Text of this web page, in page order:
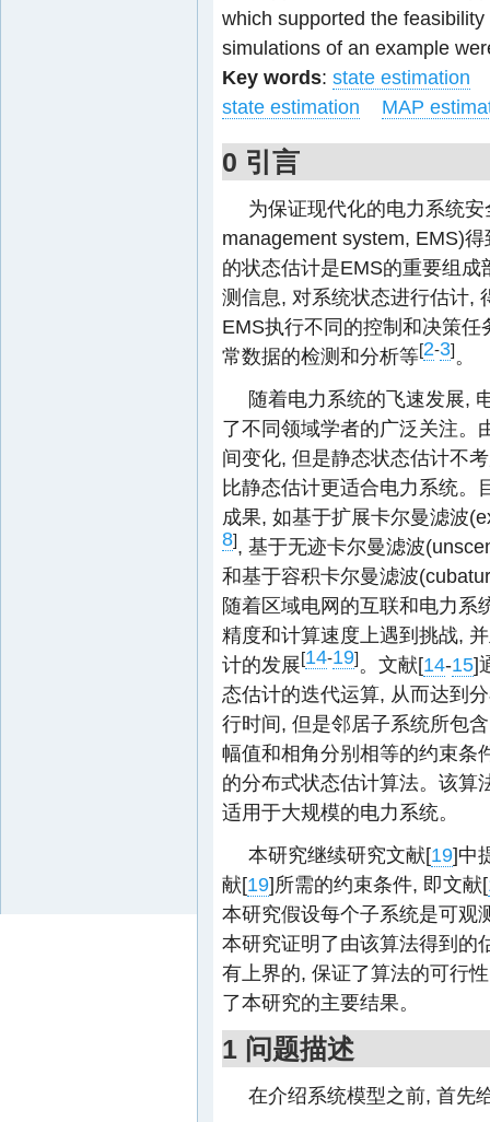
which supported the
simulations of an example
Key words: state estimation
state estimation
MAP
0 引言
为保证现代化的电力系统
management system, EMS)
的状态估计是EMS的重要组成
测信息, 对系统状态进行估计,
EMS执行不同的控制和决策
常数据的检测和分析等[2-3]。
随着电力系统的飞速发展,
了不同领域学者的广泛关注。
间变化, 但是静态状态估计不
比静态估计更适合电力系统。
成果, 如基于扩展卡尔曼滤波
8], 基于无迹卡尔曼滤波
和基于容积卡尔曼滤波
随着区域电网的互联和电力系
精度和计算速度上遇到挑战,
计的发展[14-19]。文献[14-15]
态估计的迭代运算, 从而达到
行时间, 但是邻居子系统所包
幅值和相角分别相等的约束条
的分布式状态估计算法。该算
适用于大规模的电力系统。
本研究继续研究文献[19]中
献[19]所需的约束条件, 即文献[
本研究假设每个子系统是可观
本研究证明了由该算法得到的
有上界的, 保证了算法的可行
了本研究的主要结果。
1 问题描述
在介绍系统模型之前, 首先